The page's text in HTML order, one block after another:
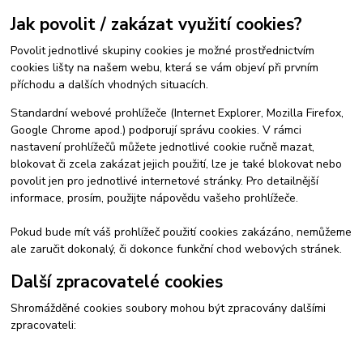
Jak povolit / zakázat využití cookies?
Povolit jednotlivé skupiny cookies je možné prostřednictvím
cookies lišty na našem webu, která se vám objeví při prvním
příchodu a dalších vhodných situacích.
Standardní webové prohlížeče (Internet Explorer, Mozilla Firefox,
Google Chrome apod.) podporují správu cookies. V rámci
nastavení prohlížečů můžete jednotlivé cookie ručně mazat,
blokovat či zcela zakázat jejich použití, lze je také blokovat nebo
povolit jen pro jednotlivé internetové stránky. Pro detailnější
informace, prosím, použijte nápovědu vašeho prohlížeče.
Pokud bude mít váš prohlížeč použití cookies zakázáno, nemůžeme
ale zaručit dokonalý, či dokonce funkční chod webových stránek.
Další zpracovatelé cookies
Shromážděné cookies soubory mohou být zpracovány dalšími
zpracovateli: